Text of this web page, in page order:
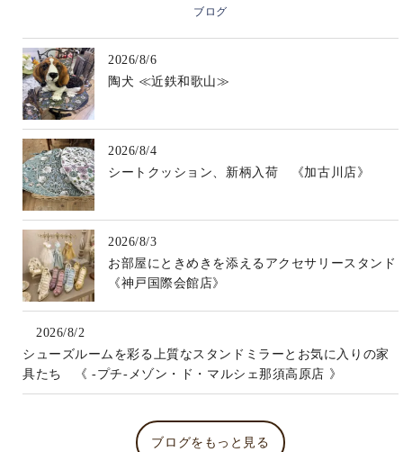
ブログ
2026/8/6
陶犬 ≪近鉄和歌山≫
2026/8/4
シートクッション、新柄入荷 《加古川店》
2026/8/3
お部屋にときめきを添えるアクセサリースタンド
《神戸国際会館店》
2026/8/2
シューズルームを彩る上質なスタンドミラーとお気に入りの家
具たち 《 -プチ-メゾン・ド・マルシェ那須高原店 》
ブログをもっと見る